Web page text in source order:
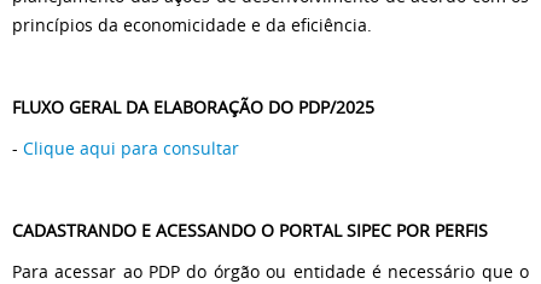
princípios da economicidade e da eficiência.
FLUXO GERAL DA ELABORAÇÃO DO PDP/2025
- Clique aqui para consultar
CADASTRANDO E ACESSANDO O PORTAL SIPEC POR PERFIS
Para acessar ao PDP do órgão ou entidade é necessário que o